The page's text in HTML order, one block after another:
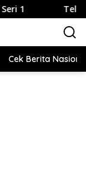
Telkom
Cek Berita